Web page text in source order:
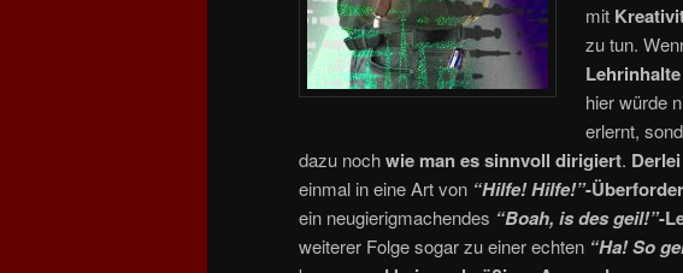
mit
zu tun.
hier würde
erlernt,
dazu nochwie man es sinnvoll dirigiert. Derlei
einmal in eine Art von “Hilfe! Hilfe!”-
ein neugierigmachendes “Boah, is des geil!”-
weiterer Folge sogar zu einer echten “Ha! So